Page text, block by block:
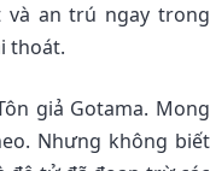
an trú ngay trong
thoát.
giả Gotama. Mong
Nhưng không biết